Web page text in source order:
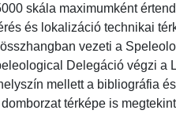
skála maximumként
és lokalizáció technikai
vezeti a
Delegáció végzi a
mellett a bibliográfia
térképe is